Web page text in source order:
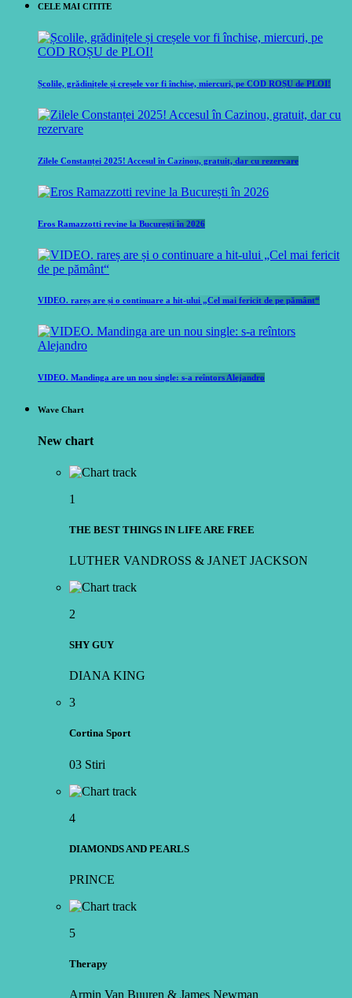
CELE MAI CITITE
Școlile, grădinițele și creșele vor fi închise, miercuri, pe COD ROȘU de PLOI!
Zilele Constanței 2025! Accesul în Cazinou, gratuit, dar cu rezervare
Eros Ramazzotti revine la București în 2026
VIDEO. rareș are și o continuare a hit-ului „Cel mai fericit de pe pământ“
VIDEO. Mandinga are un nou single: s-a reîntors Alejandro
Wave Chart
New chart
1
THE BEST THINGS IN LIFE ARE FREE
LUTHER VANDROSS & JANET JACKSON
2
SHY GUY
DIANA KING
3
Cortina Sport
03 Stiri
4
DIAMONDS AND PEARLS
PRINCE
5
Therapy
Armin Van Buuren & James Newman